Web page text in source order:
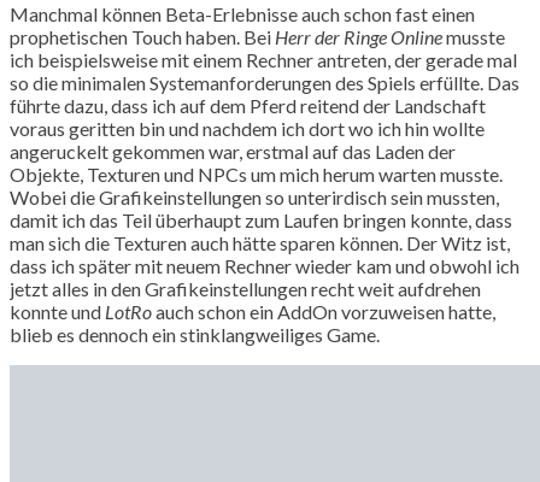
Manchmal können Beta-Erlebnisse auch schon fast einen
prophetischen Touch haben. Bei Herr der Ringe Onlinemusste
ich beispielsweise mit einem Rechner antreten, der gerade mal
so die minimalen Systemanforderungen des Spiels erfüllte. Das
führte dazu, dass ich auf dem Pferd reitend der Landschaft
voraus geritten bin und nachdem ich dort wo ich hin wollte
angeruckelt gekommen war, erstmal auf das Laden der
Objekte, Texturen und NPCs um mich herum warten musste.
Wobei die Grafikeinstellungen so unterirdisch sein mussten,
damit ich das Teil überhaupt zum Laufen bringen konnte, dass
man sich die Texturen auch hätte sparen können. Der Witz ist,
dass ich später mit neuem Rechner wieder kam und obwohl ich
jetzt alles in den Grafikeinstellungen recht weit aufdrehen
konnte und LotRoauch schon ein AddOn vorzuweisen hatte,
blieb es dennoch ein stinklangweiliges Game.